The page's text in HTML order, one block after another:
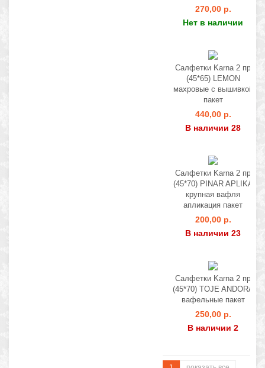
270,00 р.
Нет в наличии
Салфетки Karna 2 пр
(45*65) LEMON
махровые с вышивкой
пакет
440,00 р.
В наличии 28
Салфетки Karna 2 пр
(45*70) PINAR APLIKA
крупная вафля
апликация пакет
200,00 р.
В наличии 23
Салфетки Karna 2 пр
(45*70) TOJE ANDORA
вафельные пакет
250,00 р.
В наличии 2